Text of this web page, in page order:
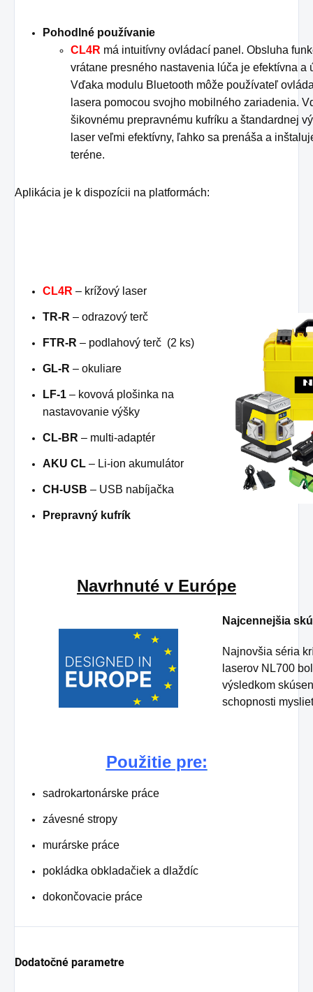
Pohodlné používanie
CL4R má intuitívny ovládací panel. Obsluha
vrátane presného nastavenia lúča je efektívna a
Vďaka modulu Bluetooth môže používateľ
lasera pomocou svojho mobilného zariadenia.
šikovnému prepravnému kufríku a štandardnej
laser veľmi efektívny, ľahko sa prenáša a
teréne.
Aplikácia je k dispozícii na platformách:
CL4R – krížový laser
TR-R – odrazový terč
FTR-R – podlahový terč (2 ks)
GL-R – okuliare
LF-1 – kovová plošinka na
nastavovanie výšky
CL-BR – multi-adaptér
AKU CL – Li-ion akumulátor
CH-USB – USB nabíjačka
Prepravný kufrík
Navrhnuté v Európe
Najcennejšia
Najnovšia séria
laserov NL700
výsledkom
schopnosti
Použitie pre:
sadrokartonárske práce
závesné stropy
murárske práce
pokládka obkladačiek a dlaždíc
dokončovacie práce
Dodatočné parametre